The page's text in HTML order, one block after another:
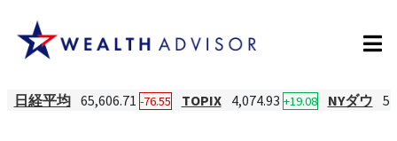
日経平均 65,606.71 -76.55 TOPIX 4,074.93 +19.08 NYダウ